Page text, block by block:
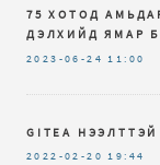
75 ХОТОД
ДЭЛХИЙД ЯМАР
2023-06-24 11:00
GITEA
2022-02-20 19:44